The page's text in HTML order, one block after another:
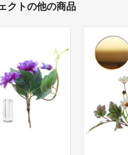
クトの他の商品